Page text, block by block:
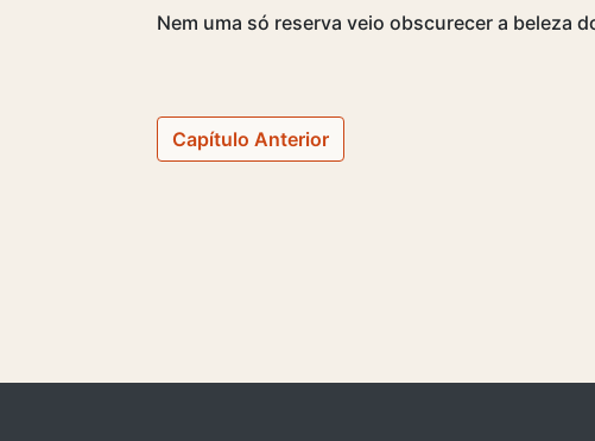
Nem uma só reserva veio obscurecer a beleza
Capítulo Anterior